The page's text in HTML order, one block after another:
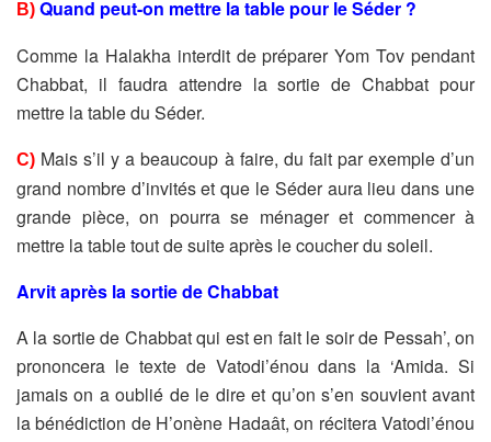
B) Quand peut-on mettre la table pour le Séder ?
Comme la Halakha interdit de préparer Yom Tov pendant
Chabbat, il faudra attendre la sortie de Chabbat pour
mettre la table du Séder.
C) Mais s’il y a beaucoup à faire, du fait par exemple d’un
grand nombre d’invités et que le Séder aura lieu dans une
grande pièce, on pourra se ménager et commencer à
mettre la table tout de suite après lecoucher du soleil.
Arvit après la sortie de Chabbat
A la sortie de Chabbat qui est en fait le soir de Pessah’, on
prononcera le texte de Vatodi’énou dans la ‘Amida. Si
jamais on aoublié de le dire et qu’on s’en souvient avant
la bénédiction de H’onène Hadaât, on récitera Vatodi’énou